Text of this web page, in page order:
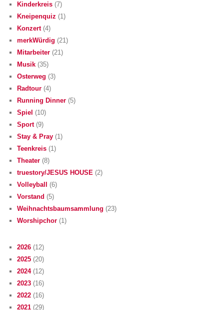
Kinderkreis (7)
Kneipenquiz (1)
Konzert(4)
merkWürdig (21)
Mitarbeiter (21)
Musik (35)
Osterweg (3)
Radtour (4)
Running Dinner (5)
Spiel (10)
Sport(9)
Stay & Pray (1)
Teenkreis (1)
Theater (8)
truestory/JESUS HOUSE (2)
Volleyball
(6)
Vorstand (5)
Weihnachtsbaumsammlung (23)
Worshipchor (1)
2026 (12)
2025 (20)
2024(12)
2023 (16)
2022 (16)
2021 (29)